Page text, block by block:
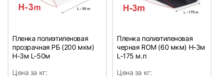
Пленка полиэтиленовая
прозрачная РБ (200 мкм)
Н-3м L-50м
Цена за кг:
Пленка полиэтиленовая
черная ROM (60 мкм) Н-3м
L-175 м.п
Цена за кг: